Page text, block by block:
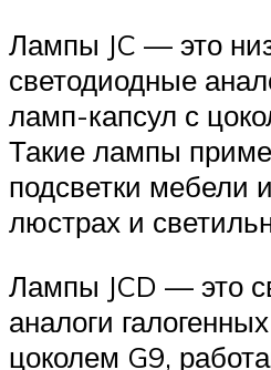
Лампы JC — это
светодиодные
ламп-капсул с
Такие лампы
подсветки мебели
люстрах и
Лампы JCD — это
аналоги
цоколем G9,